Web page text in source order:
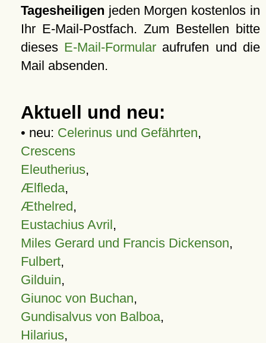
Tagesheiligen jeden Morgen kostenlos in
Ihr E-Mail-Postfach. Zum Bestellen bitte
dieses E-Mail-Formular aufrufen und die
Mail absenden.
Aktuell und neu:
• neu: Celerinus und Gefährten,
Crescens
Eleutherius,
Ælfleda,
Æthelred,
Eustachius Avril,
Miles Gerard und Francis Dickenson,
Fulbert,
Gilduin,
Giunoc von Buchan,
Gundisalvus von Balboa,
Hilarius,